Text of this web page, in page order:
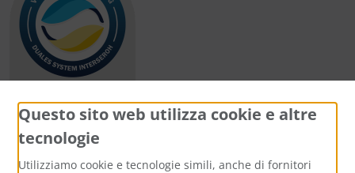
Metodi di pagamento
Questo sito web utilizza cookie e altre
tecnologie
Utilizziamo cookie e tecnologie simili, anche di fornitori